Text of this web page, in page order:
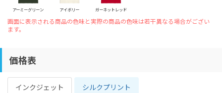
アーミーグリーン アイボリー ガーネットレッド
画面に表示される商品の色味と実際の商品の色味は若干異なる場合がござい
ます。
価格表
インクジェット シルクプリント